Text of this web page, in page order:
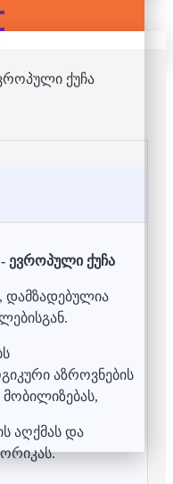
ევროპული ქუჩა
დამზადებულია
აზროვნების
აღქმას და